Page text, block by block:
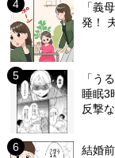
「義
発！
「う
睡眠3
反撃
結婚